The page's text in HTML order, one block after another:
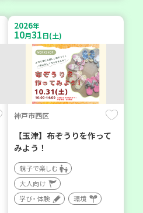
2026年
10月31日(土)
神戸市西区
【玉津】布ぞうりを作って
みよう！
親子で楽しむ
大人向け
学び・体験
環境